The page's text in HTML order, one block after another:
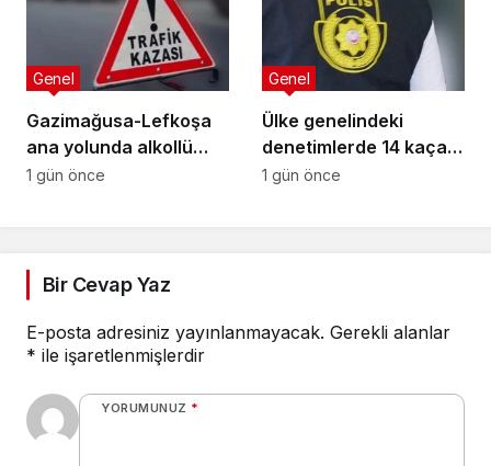
Gazimağusa-Lefkoşa
ana yolunda alkollü
sürücü takla attı:
Genel
1 gün önce
Ülke genelindeki
denetimlerde 14 kaçak
yakalandı
Genel
1 gün önce
Bir Cevap Yaz
E-posta adresiniz yayınlanmayacak. Gerekli alanlar
* ile işaretlenmişlerdir
YORUMUNUZ *